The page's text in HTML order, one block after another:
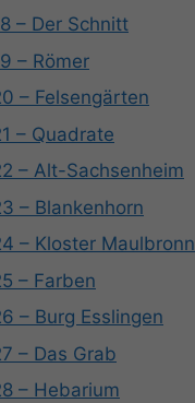
– Der Schnitt
– Römer
– Felsengärten
– Quadrate
– Alt-Sachsenheim
– Blankenhorn
– Kloster Maulbronn
– Farben
– Burg Esslingen
– Das Grab
– Hebarium